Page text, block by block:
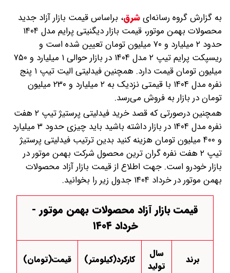
به گزارش گروه رسانه‌ایشرق، براساس قیمت بازار آزاد جدید
محصولات بهمن موتور، قیمت بازار دیگنیتی پرایم مدل ۱۴۰۴
حدود ۲ میلیارد و ۷۰ میلیون تومان تعیین شده است و
ریسپکت پرایم تیپ ۲ مدل ۱۴۰۴ در بازار حوالی ۱ میلیارد و ۷۵۰
میلیون تومان قیمت دارد. همچنین فیدلیتی الیت تیپ ۱ پنج
نفره مدل ۱۴۰۴ با قیمتی نزدیک به ۲ میلیارد و ۲۳۰ میلیون
تومان در بازار به فروش می‌رسد.
همچنین درصورتی که قصد خرید فیدلیتی پرستیژ تیپ ۲ هفت
نفره مدل ۱۴۰۴ در بازار داشته باشید باید چیزی حدود ۳ میلیارد
و ۴۰۰ میلیون تومان هزینه کنید بدین ترتیب فیدلیتی پرستیژ
تیپ ۲ هفت نفره گران ترین محصول شرکت بهمن موتور در
بازار خودرو است. جهت اطلاع از قیمت بازار آزاد محصولات
بهمن موتور در خرداد ۱۴۰۴ جدول زیر را بخوانید.
قیمت بازار آزاد محصولات بهمن موتور -
خرداد ۱۴۰۴
برند
سال
تولید
کارکرد(کیلومتر) قیمت(تومان)